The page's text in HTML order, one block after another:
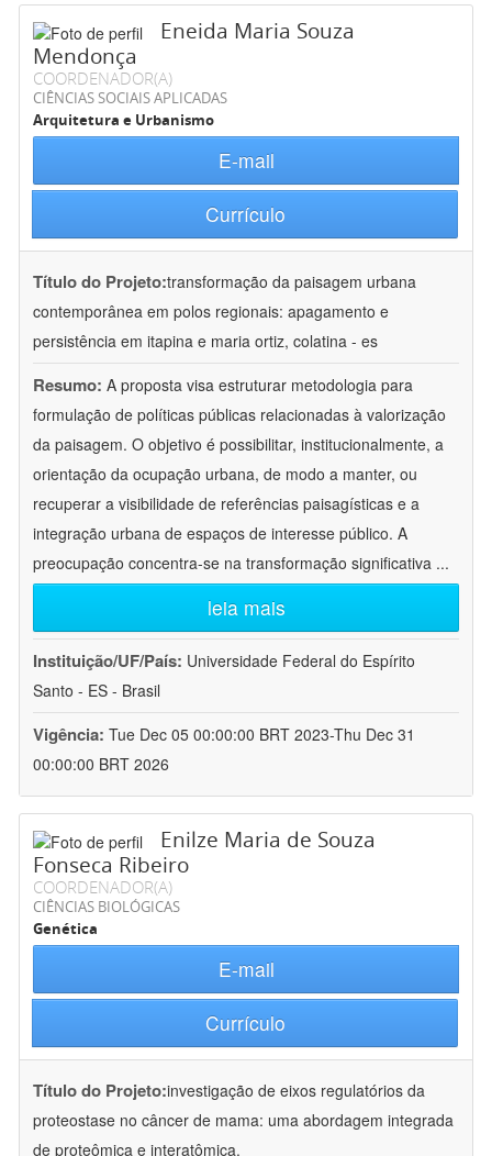
Eneida Maria Souza
Mendonça
COORDENADOR(A)
CIÊNCIAS SOCIAIS APLICADAS
Arquitetura e Urbanismo
E-mail
Currículo
Título do Projeto:transformação da paisagem urbana
contemporânea em polos regionais: apagamento e
persistência em itapina e maria ortiz, colatina - es
Resumo: A proposta visa estruturar metodologia para
formulação de políticas públicas relacionadas à valorização
da paisagem. O objetivo é possibilitar, institucionalmente, a
orientação da ocupação urbana, de modo a manter, ou
recuperar a visibilidade de referências paisagísticas e a
integração urbana de espaços de interesse público. A
preocupação concentra-se na transformação significativa ...
leia mais
Instituição/UF/País: Universidade Federal do Espírito
Santo - ES - Brasil
Vigência: Tue Dec 05 00:00:00 BRT 2023-Thu Dec 31
00:00:00 BRT 2026
Enilze Maria de Souza
Fonseca Ribeiro
COORDENADOR(A)
CIÊNCIAS BIOLÓGICAS
Genética
E-mail
Currículo
Título do Projeto:investigação de eixos regulatórios da
proteostase no câncer de mama: uma abordagem integrada
de proteômica e interatômica.